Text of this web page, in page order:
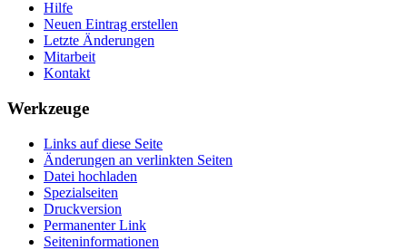
Hilfe
Neuen Eintrag erstellen
Letzte Änderungen
Mitarbeit
Kontakt
Werkzeuge
Links auf diese Seite
Änderungen an verlinkten Seiten
Datei hochladen
Spezialseiten
Druckversion
Permanenter Link
Seiten­­informationen